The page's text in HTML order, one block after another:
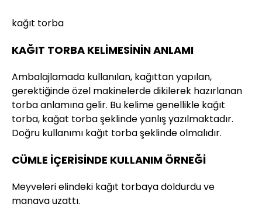
kağıt torba
KAĞIT TORBA KELİMESİNİN ANLAMI
Ambalajlamada kullanılan, kağıttan yapılan,
gerektiğinde özel makinelerde dikilerek hazırlanan
torba anlamına gelir. Bu kelime genellikle kağıt
torba, kağat torba şeklinde yanlış yazılmaktadır.
Doğru kullanımı kağıt torba şeklinde olmalıdır.
CÜMLE İÇERİSİNDE KULLANIM ÖRNEĞİ
Meyveleri elindeki kağıt torbaya doldurdu ve
manava uzattı.